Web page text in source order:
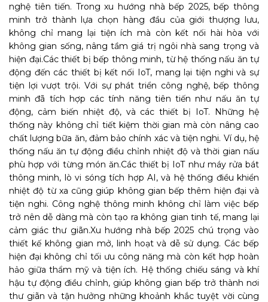
nghệ tiên tiến. Trong xu hướng nhà bếp 2025, bếp thông
minh trở thành lựa chọn hàng đầu của giới thượng lưu,
không chỉ mang lại tiện ích mà còn kết nối hài hòa với
không gian sống, nâng tầm giá trị ngôi nhà sang trọng và
hiện đại.Các thiết bị bếp thông minh, từ hệ thống nấu ăn tự
động đến các thiết bị kết nối IoT, mang lại tiện nghi và sự
tiện lợi vượt trội. Với sự phát triển công nghệ, bếp thông
minh đã tích hợp các tính năng tiên tiến như nấu ăn tự
động, cảm biến nhiệt độ, và các thiết bị IoT. Những hệ
thống này không chỉ tiết kiệm thời gian mà còn nâng cao
chất lượng bữa ăn, đảm bảo chính xác và tiện nghi. Ví dụ, hệ
thống nấu ăn tự động điều chỉnh nhiệt độ và thời gian nấu
phù hợp với từng món ăn.Các thiết bị IoT như máy rửa bát
thông minh, lò vi sóng tích hợp AI, và hệ thống điều khiển
nhiệt độ từ xa cũng giúp không gian bếp thêm hiện đại và
tiện nghi. Công nghệ thông minh không chỉ làm việc bếp
trở nên dễ dàng mà còn tạo ra không gian tinh tế, mang lại
cảm giác thư giãn.Xu hướng nhà bếp 2025 chú trọng vào
thiết kế không gian mở, linh hoạt và dễ sử dụng. Các bếp
hiện đại không chỉ tối ưu công năng mà còn kết hợp hoàn
hảo giữa thẩm mỹ và tiện ích. Hệ thống chiếu sáng và khí
hậu tự động điều chỉnh, giúp không gian bếp trở thành nơi
thư giãn và tận hưởng những khoảnh khắc tuyệt vời cùng